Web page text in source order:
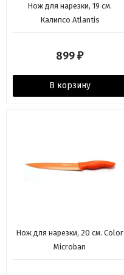
Нож для нарезки, 19 см.
Калипсо Atlantis
899 ₽
В корзину
Нож для нарезки, 20 см. Color
Microban